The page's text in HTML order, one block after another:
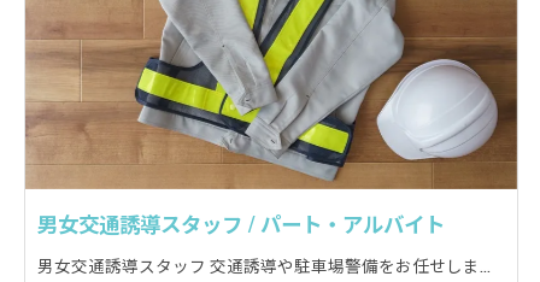
男女交通誘導スタッフ / パート・アルバイト